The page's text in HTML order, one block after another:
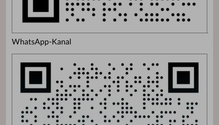
WhatsApp-Kanal